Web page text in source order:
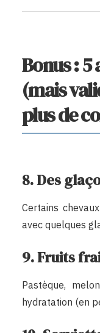
Bonus : 5
(mais
plus de
8. Des
Certains
avec quelques
9. Fruits
Pastèque,
hydratation (en